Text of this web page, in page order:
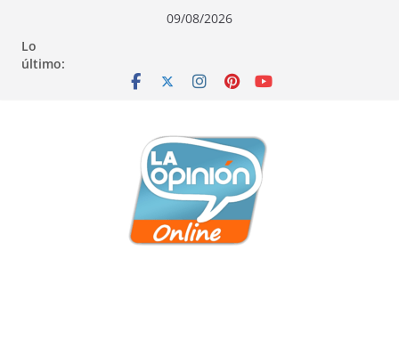
contenido
navegación
contenido
09/08/2026
Lo
último: